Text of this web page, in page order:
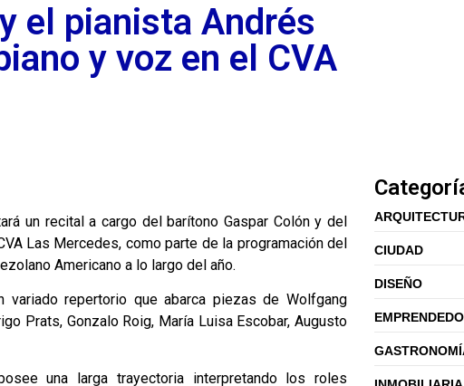
el pianista Andrés
y voz en el CVA
un recital a cargo del barítono Gaspar Colón y del
Las Mercedes, como parte de la programación del
Americano a lo largo del año.
variado repertorio que abarca piezas de Wolfgang
Prats, Gonzalo Roig, María Luisa Escobar, Augusto
una larga trayectoria interpretando los roles
CIUDAD
DISEÑO